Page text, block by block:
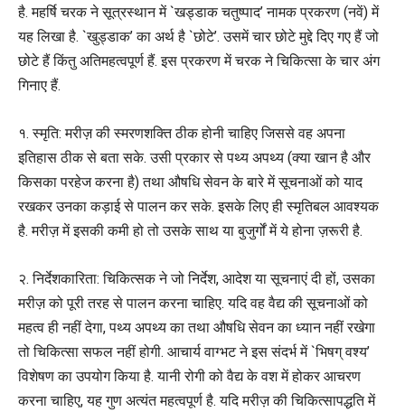
है. महर्षि चरक ने सूत्रस्थान में `खड्डाक चतुष्पाद’ नामक प्रकरण (नवें) में
यह लिखा है. `खुड्डाक’ का अर्थ है `छोटे’. उसमें चार छोटे मुद्दे दिए गए हैं जो
छोटे हैं किंतु अतिमहत्वपूर्ण हैं. इस प्रकरण में चरक ने चिकित्सा के चार अंग
गिनाए हैं.
१. स्मृति: मरीज़ की स्मरणशक्ति ठीक होनी चाहिए जिससे वह अपना
इतिहास ठीक से बता सके. उसी प्रकार से पथ्य अपथ्य (क्या खान है और
किसका परहेज करना है) तथा औषधि सेवन के बारे में सूचनाओं को याद
रखकर उनका कड़ाई से पालन कर सके. इसके लिए ही स्मृतिबल आवश्यक
है. मरीज़ में इसकी कमी हो तो उसके साथ या बुजुर्गों में ये होना ज़रूरी है.
२. निर्देशकारिता: चिकित्सक ने जो निर्देश, आदेश या सूचनाएं दी हों, उसका
मरीज़ को पूरी तरह से पालन करना चाहिए. यदि वह वैद्य की सूचनाओं को
महत्व ही नहीं देगा, पथ्य अपथ्य का तथा औषधि सेवन का ध्यान नहीं रखेगा
तो चिकित्सा सफल नहीं होगी. आचार्य वाग्भट ने इस संदर्भ में `भिषग्‌ वश्य’
विशेषण का उपयोग किया है. यानी रोगी को वैद्य के वश में होकर आचरण
करना चाहिए, यह गुण अत्यंत महत्वपूर्ण है. यदि मरीज़ की चिकित्सापद्धति में